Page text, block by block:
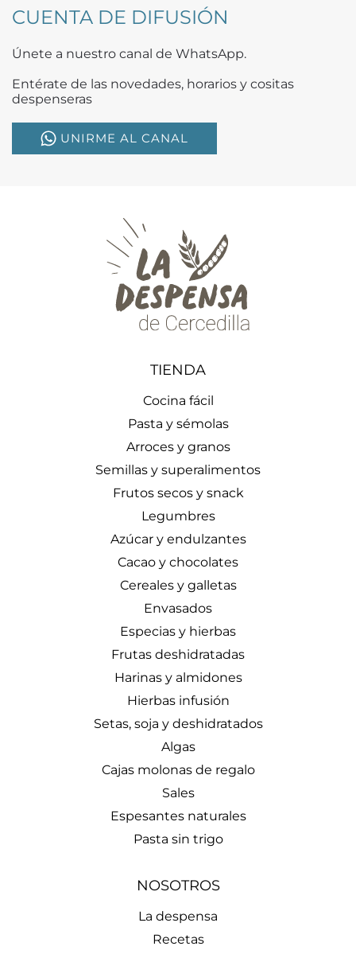
CUENTA DE DIFUSIÓN
Únete a nuestro canal de WhatsApp.
Entérate de las novedades, horarios y cositas
despenseras
UNIRME AL CANAL
TIENDA
Cocina fácil
Pasta y sémolas
Arroces y granos
Semillas y superalimentos
Frutos secos y snack
Legumbres
Azúcar y endulzantes
Cacao y chocolates
Cereales y galletas
Envasados
Especias y hierbas
Frutas deshidratadas
Harinas y almidones
Hierbas infusión
Setas, soja y deshidratados
Algas
Cajas molonas de regalo
Sales
Espesantes naturales
Pasta sin trigo
NOSOTROS
La despensa
Recetas